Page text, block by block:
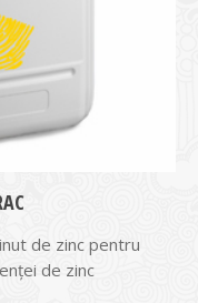
de zinc pentru
de zinc